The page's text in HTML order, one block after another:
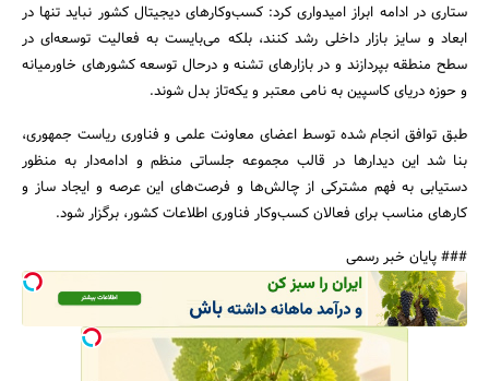
ستاری در ادامه‌ ابراز امیدواری کرد: کسب‌وکارهای دیجیتال کشور نباید تنها در
ابعاد و سایز بازار داخلی رشد کنند، بلکه می‌بایست به فعالیت توسعه‌ای در
سطح منطقه بپردازند و در بازارهای تشنه و درحال‌ توسعه‌ کشورهای خاورمیانه
و حوزه‌ دریای کاسپین به نامی معتبر و یکه‌تاز بدل شوند.
طبق توافق انجام شده توسط اعضای معاونت علمی و فناوری ریاست جمهوری،
بنا شد این دیدارها در قالب مجموعه جلساتی منظم و ادامه‌دار به منظور
دستیابی به فهم مشترکی از چالش‌ها و فرصت‌های این عرصه و ایجاد ساز و
کارهای مناسب برای فعالان کسب‌وکار فناوری اطلاعات کشور، برگزار شود.
### پایان خبر رسمی